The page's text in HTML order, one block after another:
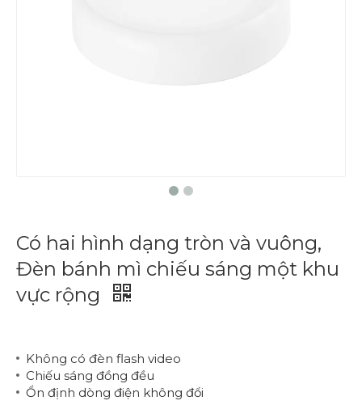
Có hai hình dạng tròn và vuông,
Đèn bánh mì chiếu sáng một khu
vực rộng
Không có đèn flash video
Chiếu sáng đồng đều
Ổn định dòng điện không đổi